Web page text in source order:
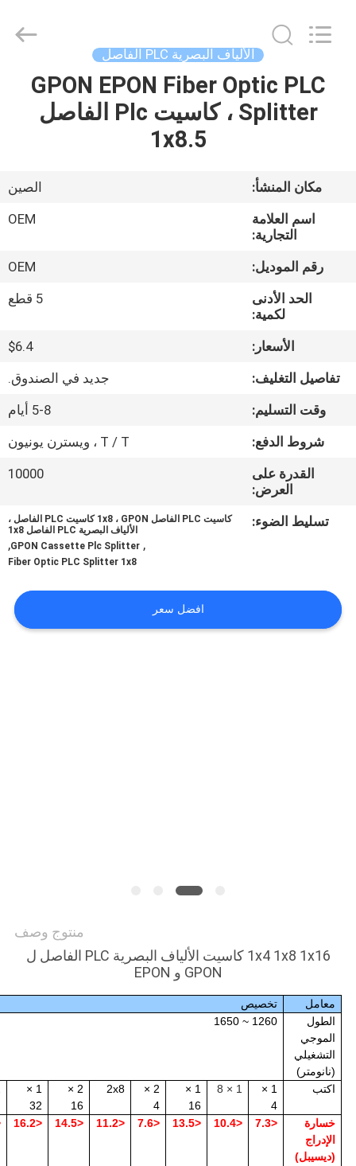
منزل
حول
جولة
ضبط
الجودة
اتصل
أخبار
القضايا
Enterprise
Management
Reserved.
الألياف البصرية PLC الفاصل
GPON EPON Fiber Optic PLC
Splitter ، كاسيت Plc الفاصل
1x8.5
مكان المنشأ:
الصين
اسم العلامة
التجارية:
OEM
رقم الموديل:
OEM
الحد الأدنى
لكمية:
5 قطع
الأسعار:
$6.4
تفاصيل التغليف:
جديد في الصندوق.
وقت التسليم:
5-8 أيام
شروط الدفع:
T / T ، ويسترن يونيون
القدرة على
العرض:
10000
تسليط الضوء:
كاسيت PLC الفاصل 1x8 ، GPON كاسيت PLC الفاصل ،
الألياف البصرية PLC الفاصل 1x8
,
GPON Cassette Plc Splitter
,
Fiber Optic PLC Splitter 1x8
افضل سعر
منتوج وصف
1x4 1x8 1x16 كاسيت الألياف البصرية PLC الفاصل ل
GPON و EPON
معامل
تخصيص
الطول
الموجي
التشغيلي
(نانومتر)
1260 ~ 1650
اكتب
1 ×
4
1 × 8
1 ×
16
2 ×
4
2x8
2 ×
16
1 ×
32
خسارة
الإدراج
(ديسيبل)
<7.3
<10.4
<13.5
<7.6
<11.2
<14.5
<16.2